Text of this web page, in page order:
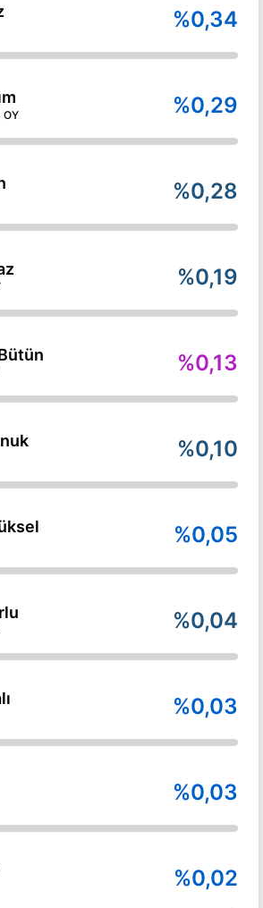
%0,34
OY %0,29
%0,28
%0,19
%0,13
%0,10
%0,05
%0,04
%0,03
%0,03
%0,02